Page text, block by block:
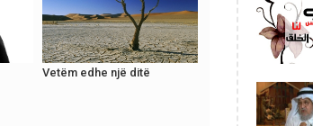
Vetëm edhe një ditë